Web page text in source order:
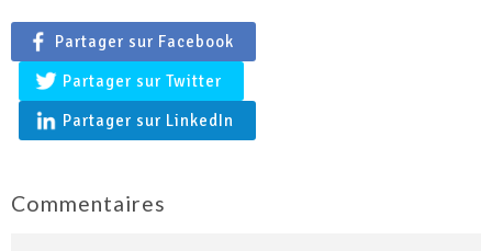
Partager sur Facebook
Partager sur Twitter
Partager sur LinkedIn
Commentaires